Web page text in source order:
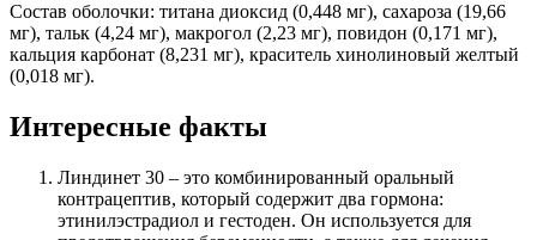
Состав оболочки: титана диоксид (0,448 мг), сахароза (19,66
мг), тальк (4,24 мг), макрогол (2,23 мг), повидон (0,171 мг),
кальция карбонат (8,231 мг), краситель хинолиновый желтый
(0,018 мг).
Интересные факты
Линдинет 30 – это комбинированный оральный
контрацептив, который содержит два гормона:
этинилэстрадиол и гестоден. Он используется для